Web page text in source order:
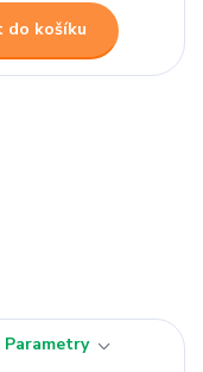
do košíku
Parametry